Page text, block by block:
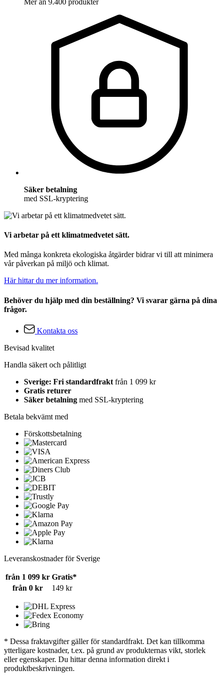
Mer än 9.400 produkter
Säker betalning
med SSL-kryptering
Vi arbetar på ett klimatmedvetet sätt.
Med många konkreta ekologiska åtgärder bidrar vi till att minimera
vår påverkan på miljö och klimat.
Här hittar du mer information.
Behöver du hjälp med din beställning? Vi svarar gärna på dina
frågor.
Kontakta oss
Bevisad kvalitet
Handla säkert och pålitligt
Sverige: Fri standardfrakt från 1 099 kr
Gratis returer
Säker betalning med SSL-kryptering
Betala bekvämt med
Förskottsbetalning
Leveranskostnader för Sverige
från 1 099 kr Gratis*
från 0 kr
149 kr
* Dessa fraktavgifter gäller för standardfrakt. Det kan tillkomma
ytterligare kostnader, t.ex. på grund av produkternas vikt, storlek
eller egenskaper. Du hittar denna information direkt i
produktbeskrivningen.